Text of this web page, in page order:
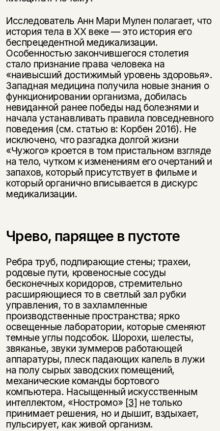
Исследователь Анн Мари Мулен полагает, что
история тела в XX веке — это история его
беспрецедентной медикализации.
Особенностью закончившегося столетия
стало признание права человека на
«наивысший достижимый уровень здоровья».
Западная медицина получила новые знания о
функционировании организма, добилась
невиданной ранее победы над болезнями и
начала устанавливать правила повседневного
поведения (см. статью в: Корбен 2016). Не
исключено, что разгадка долгой жизни
«Чужого» кроется в том пристальном взгляде
на тело, чутком к изменениям его очертаний и
запахов, который присутствует в фильме и
который органично вписывается в дискурс
медикализации.
Чрево, парящее в пустоте
Ребра труб, подпирающие стены; трахеи,
родовые пути, кровеносные сосуды
бесконечных коридоров, стремительно
расширяющиеся то в светлый зал рубки
управления, то в захламленные
производственные пространства; ярко
освещенные лаборатории, которые сменяют
темные углы подсобок. Шорохи, шелесты,
звяканье, звуки зуммеров работающей
аппаратуры, плеск падающих капель в лужи
на полу сырых заводских помещений,
механические команды бортового
компьютера. Насыщенный искусственным
интеллектом, «Ностромо» [3] не только
принимает решения, но и дышит, вздыхает,
пульсирует, как живой организм.